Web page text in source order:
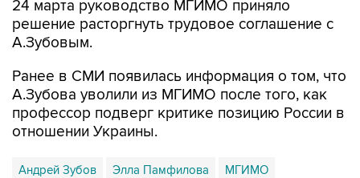
24 марта руководство МГИМО приняло
решение расторгнуть трудовое соглашение с
А.Зубовым.
Ранее в СМИ появилась информация о том, что
А.Зубова уволили из МГИМО после того, как
профессор подверг критике позицию России в
отношении Украины.
Андрей Зубов Элла Памфилова МГИМО